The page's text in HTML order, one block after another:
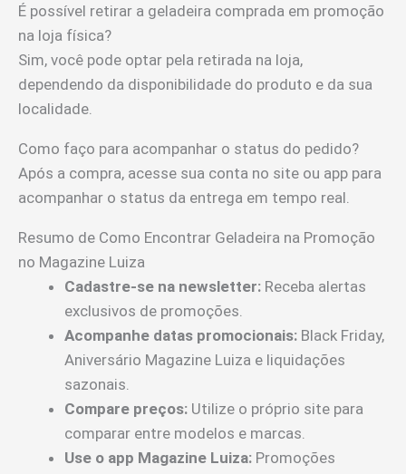
É possível retirar a geladeira comprada em promoção
na loja física?
Sim, você pode optar pela retirada na loja,
dependendo da disponibilidade do produto e da sua
localidade.
Como faço para acompanhar o status do pedido?
Após a compra, acesse sua conta no site ou app para
acompanhar o status da entrega em tempo real.
Resumo de Como Encontrar Geladeira na Promoção
no Magazine Luiza
Cadastre-se na newsletter: Receba alertas
exclusivos de promoções.
Acompanhe datas promocionais: Black Friday,
Aniversário Magazine Luiza e liquidações
sazonais.
Compare preços: Utilize o próprio site para
comparar entre modelos e marcas.
Use o app Magazine Luiza: Promoções